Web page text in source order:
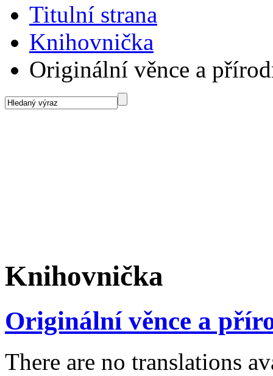
Titulní strana
Knihovnička
Originální věnce a
Knihovnička
Originální věnce a
There are no translations